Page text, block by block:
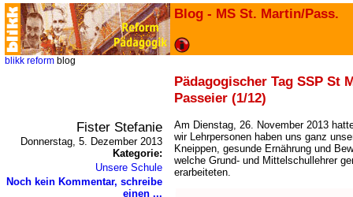
Blog - MS St. Martin/Pass.
blikk reform blog
Pädagogischer Tag SSP St
Passeier (1/12)
Fister Stefanie
Donnerstag, 5. Dezember 2013
Kategorie:
Unsere Schule
Noch kein Kommentar, schreibe
einen ...
Am Dienstag, 26. November 2013
wir Lehrpersonen haben uns ganz
Kneippen, gesunde Ernährung und
welche Grund- und Mittelschullehrer
erarbeiteten.